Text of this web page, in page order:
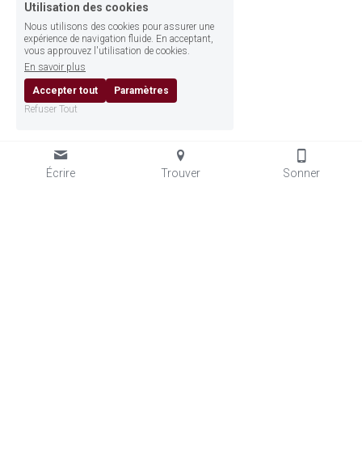
Écrire Trouver Sonner
Utilisation des cookies
Nous utilisons des cookies pour assurer une
expérience de navigation fluide. En acceptant,
vous approuvez l'utilisation de cookies.
En savoir plus
Accepter tout
Paramètres
Refuser Tout